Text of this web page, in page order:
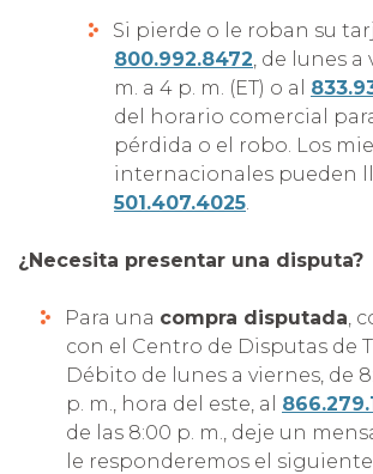
Si pierde o le roban su
800.992.8472, de lunes a
m. a 4 p. m. (ET) o al
del horario comercial
pérdida o el robo. Los
internacionales pueden
501.407.4025.
¿Necesita presentar una disputa?
Para una compra disputada,
con el Centro de Disputas de
Débito de lunes a viernes, de
p. m., hora del este, al
de las 8:00 p. m., deje un
le responderemos el